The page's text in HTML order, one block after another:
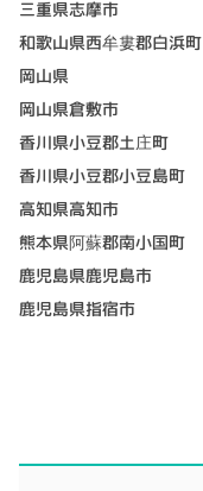
三重県志摩市
和歌山県西牟婁郡白浜町
岡山県
岡山県倉敷市
香川県小豆郡土庄町
香川県小豆郡小豆島町
高知県高知市
熊本県阿蘇郡南小国町
鹿児島県鹿児島市
鹿児島県指宿市